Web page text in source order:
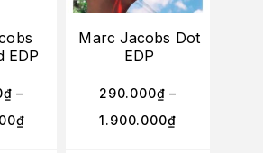
EDP
₫ –
₫
Marc Jacobs Dot
EDP
290.000₫ –
1.900.000₫